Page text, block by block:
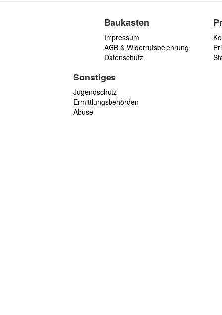
Baukasten
Impressum
AGB & Widerrufsbelehrung
Datenschutz
Sonstiges
Jugendschutz
Ermittlungsbehörden
Abuse